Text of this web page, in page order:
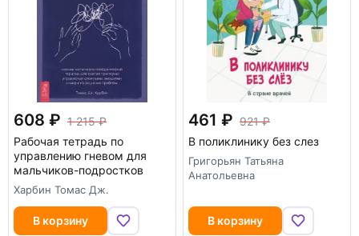
608
1 215
Рабочая тетрадь по
управлению гневом для
мальчиков-подростков
Харбин Томас Дж.
В корзину
461
921
В поликлинику без слез
Григорьян Татьяна
Анатольевна
В корзину